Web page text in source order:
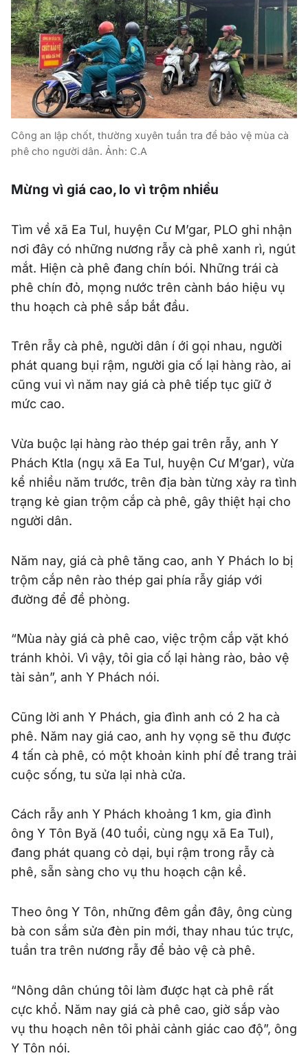
Công an lập chốt, thường xuyên tuần tra để bảo vệ mùa cà
phê cho người dân. Ảnh: C.A
Mừng vì giá cao, lo vì trộm nhiều
Tìm về xã Ea Tul, huyện Cư M’gar, PLO ghi nhận
nơi đây có những nương rẫy cà phê xanh rì, ngút
mắt. Hiện cà phê đang chín bói. Những trái cà
phê chín đỏ, mọng nước trên cành báo hiệu vụ
thu hoạch cà phê sắp bắt đầu.
Trên rẫy cà phê, người dân í ới gọi nhau, người
phát quang bụi rậm, người gia cố lại hàng rào, ai
cũng vui vì năm nay giá cà phê tiếp tục giữ ở
mức cao.
Vừa buộc lại hàng rào thép gai trên rẫy, anh Y
Phách Ktla (ngụ xã Ea Tul, huyện Cư M’gar), vừa
kể nhiều năm trước, trên địa bàn từng xảy ra tình
trạng kẻ gian trộm cắp cà phê, gây thiệt hại cho
người dân.
Năm nay, giá cà phê tăng cao, anh Y Phách lo bị
trộm cắp nên rào thép gai phía rẫy giáp với
đường để đề phòng.
“Mùa này giá cà phê cao, việc trộm cắp vặt khó
tránh khỏi. Vì vậy, tôi gia cố lại hàng rào, bảo vệ
tài sản”, anh Y Phách nói.
Cũng lời anh Y Phách, gia đình anh có 2 ha cà
phê. Năm nay giá cao, anh hy vọng sẽ thu được
4 tấn cà phê, có một khoản kinh phí để trang trải
cuộc sống, tu sửa lại nhà cửa.
Cách rẫy anh Y Phách khoảng 1 km, gia đình
ông Y Tôn Byă (40 tuổi, cùng ngụ xã Ea Tul),
đang phát quang cỏ dại, bụi rậm trong rẫy cà
phê, sẵn sàng cho vụ thu hoạch cận kề.
Theo ông Y Tôn, những đêm gần đây, ông cùng
bà con sắm sửa đèn pin mới, thay nhau túc trực,
tuần tra trên nương rẫy để bảo vệ cà phê.
“Nông dân chúng tôi làm được hạt cà phê rất
cực khổ. Năm nay giá cà phê cao, giờ sắp vào
vụ thu hoạch nên tôi phải cảnh giác cao độ”, ông
Y Tôn nói.